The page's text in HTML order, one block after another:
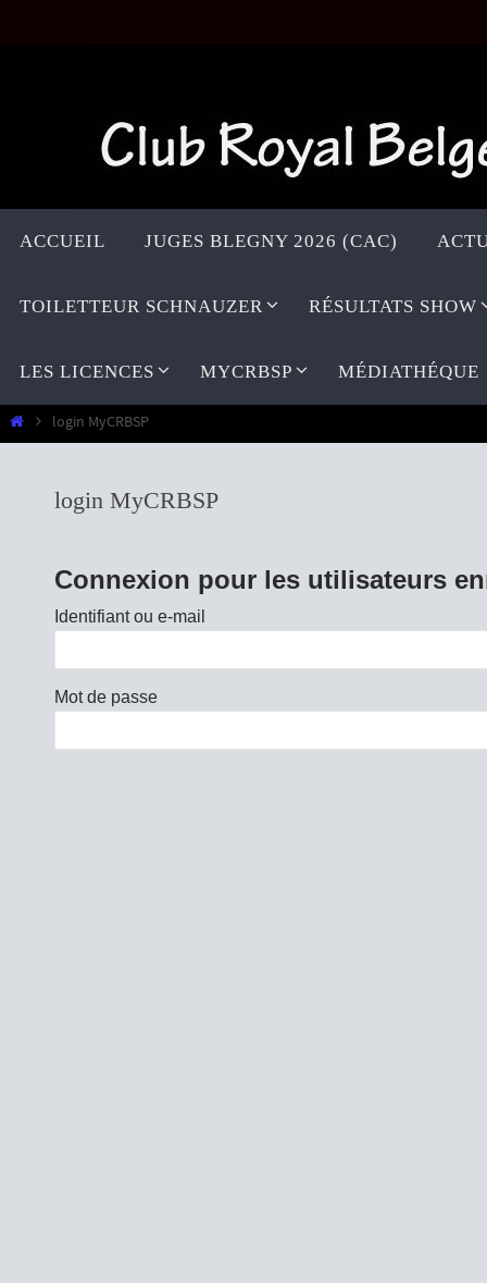
Passer
versACCUEIL JUGES BLEGNY 2026 (CAC)
TOILETTEUR SCHNAUZER RÉSULTATS SHOW
LES LICENCES MYCRBSP MÉDIATHÉQUE
Homelogin MyCRBSP
login MyCRBSP
Connexion pour les utilisateurs
Identifiant ou e-mail
Mot de passe